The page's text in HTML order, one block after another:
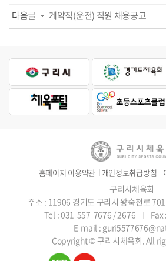
다음글
계약직(운전) 직원 채용공고
홈페이지 이용약관 개인정보취급방침
구리시체육회
주소 : 11906 경기도 구리시 왕숙천로
Tel : 031-557-7676 / 2676
E-mail :
Copyright © 구리시체육회. All